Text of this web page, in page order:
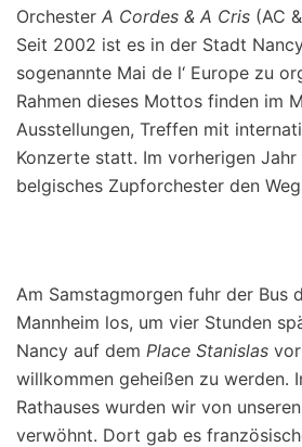
Orchester A Cordes & A Cris (AC
Seit 2002 ist es in der Stadt
sogenannte Mai de l‘ Europe zu
Rahmen dieses Mottos finden im
Ausstellungen, Treffen mit
Konzerte statt. Im vorherigen
belgisches Zupforchester den
Am Samstagmorgen fuhr der Bus
Mannheim los, um vier Stunden
Nancy auf dem Place Stanislas
willkommen geheißen zu werden.
Rathauses wurden wir von
verwöhnt. Dort gab es